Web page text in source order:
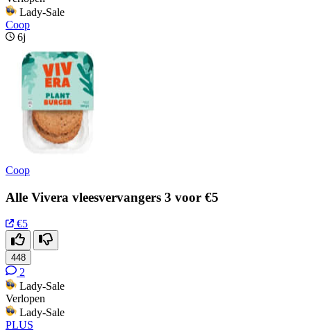
Lady-Sale
Coop
6j
Coop
Alle Vivera vleesvervangers 3 voor €5
€5
448
2
Lady-Sale
Verlopen
Lady-Sale
PLUS